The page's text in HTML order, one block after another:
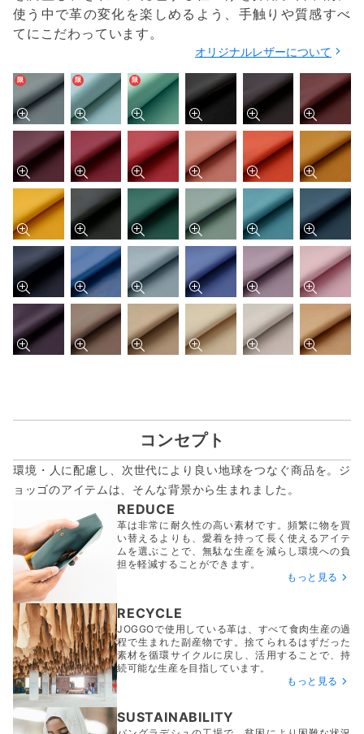
使う中で革の変化を楽しめるよう、手触りや質感すべ
てにこだわっています。
オリジナルレザーについて
限 限 限
コンセプト
環境・人に配慮し、次世代により良い地球をつなぐ商品を。ジ
ョッゴのアイテムは、 そんな背景から生まれました。
REDUCE
革は非常に耐久性の高い素材です。頻繁に物を買
い替えるよりも、愛着を持って長く使えるアイテ
ムを選ぶことで、無駄な生産を減らし環境への負
担を軽減することができます。
もっと見る
RECYCLE
JOGGOで使用している革は、すべて食肉生産の過
程で生まれた副産物です。捨てられるはずだった
素材を循環サイクルに戻し、活用することで、持
続可能な生産を目指しています。
もっと見る
SUSTAINABILITY